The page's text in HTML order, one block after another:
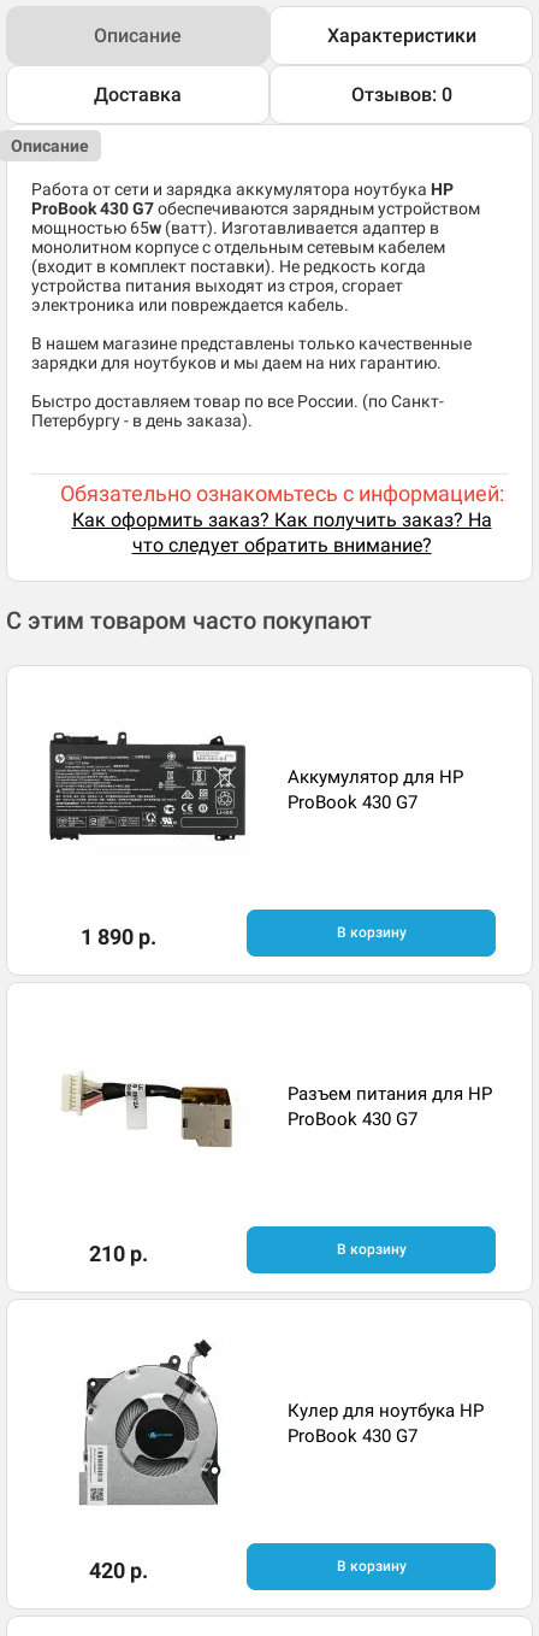
Описание Характеристики
Доставка Отзывов: 0
Описание
Работа от сети и зарядка аккумулятора ноутбука HP
ProBook 430 G7обеспечиваются зарядным устройством
мощностью 65w (ватт). Изготавливается адаптер в
монолитном корпусе с отдельным сетевым кабелем
(входит в комплект поставки). Не редкость когда
устройства питания выходят из строя, сгорает
электроника или повреждается кабель.
В нашем магазине представлены только качественные
зарядки для ноутбуков и мы даем на них гарантию.
Быстро доставляем товар по все России. (по Санкт-
Петербургу - в день заказа).
Обязательно ознакомьтесь с информацией:
Как оформить заказ? Как получить заказ? На
что следует обратить внимание?
С этим товаром часто покупают
Аккумулятор для HP
ProBook 430 G7
1 890 р. В корзину
Разъем питания для HP
ProBook 430 G7
210 р. В корзину
Кулер для ноутбука HP
ProBook 430 G7
420 р. В корзину